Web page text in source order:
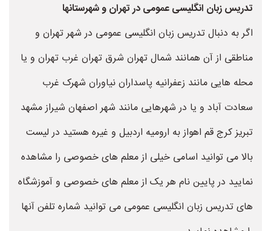
تدریس زبان انگلیسی عمومی در تهران و شهرستانها
اگر به دنبال تدریس زبان انگلیسی عمومی در شهر تهران و
مناطقی از آن همانند شمال تهران شرق تهران غرب تهران و یا
محله هایی مانند زعفرانیه پاسداران نیاوران شهرک غرب
سعادت آباد و یا در شهرهایی مانند شهر اصفهان شیراز مشهد
تبریز کرج قم اهواز به ارومیه اردبیل و غیره هستید در لیست
بالا می توانید اسامی خیلی از معلم های خصوصی را مشاهده
نمایید در پایین نام هر یک از معلم های خصوصی و آموزشگاه
های تدریس زبان انگلیسی عمومی می توانید شماره تلفن آنها